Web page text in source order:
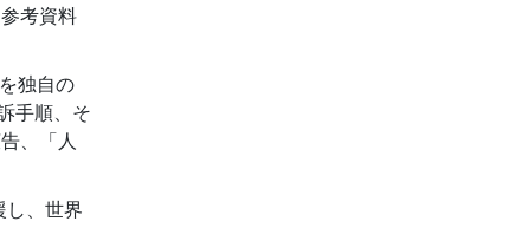
考資料
独自の
手順、そ
、「人
し、世界